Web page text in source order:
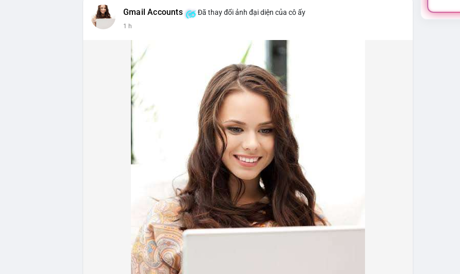
Gmail Accounts Đã thay đổi ảnh đại diện của cô ấy
1 h